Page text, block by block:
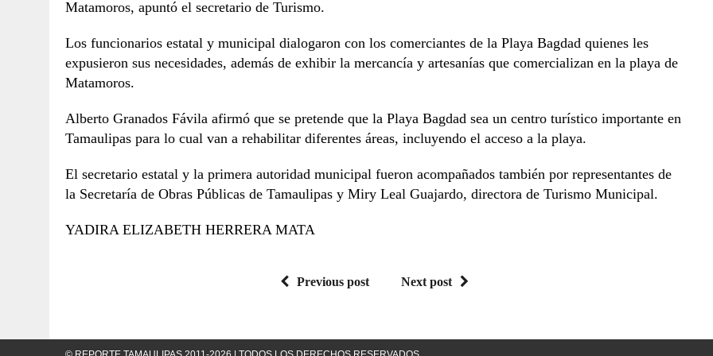
Matamoros, apuntó el secretario de Turismo.
Los funcionarios estatal y municipal dialogaron con los comerciantes de la Playa Bagdad quienes les
expusieron sus necesidades, además de exhibir la mercancía y artesanías que comercializan en la playa de
Matamoros.
Alberto Granados Fávila afirmó que se pretende que la Playa Bagdad sea un centro turístico importante en
Tamaulipas para lo cual van a rehabilitar diferentes áreas, incluyendo el acceso a la playa.
El secretario estatal y la primera autoridad municipal fueron acompañados también por representantes de
la Secretaría de Obras Públicas de Tamaulipas y Miry Leal Guajardo, directora de Turismo Municipal.
YADIRA ELIZABETH HERRERA MATA
Previous post Next post